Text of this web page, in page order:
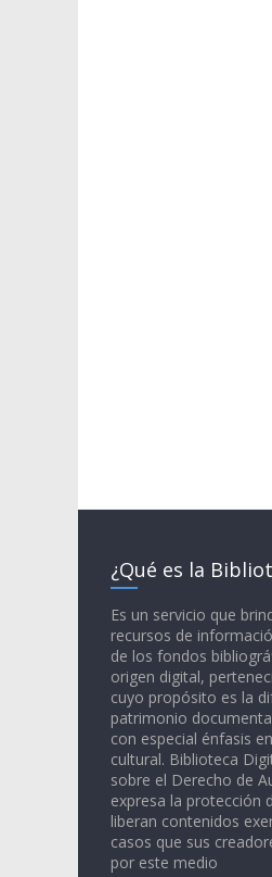
¿Qué es la
Es un servicio que
recursos de
de los fondos
origen digital,
cuyo propósito es la
patrimonio
con especial énfasis
cultural. Biblioteca
sobre el Derecho de
expresa la protección
liberan contenidos
casos que sus
por este medio